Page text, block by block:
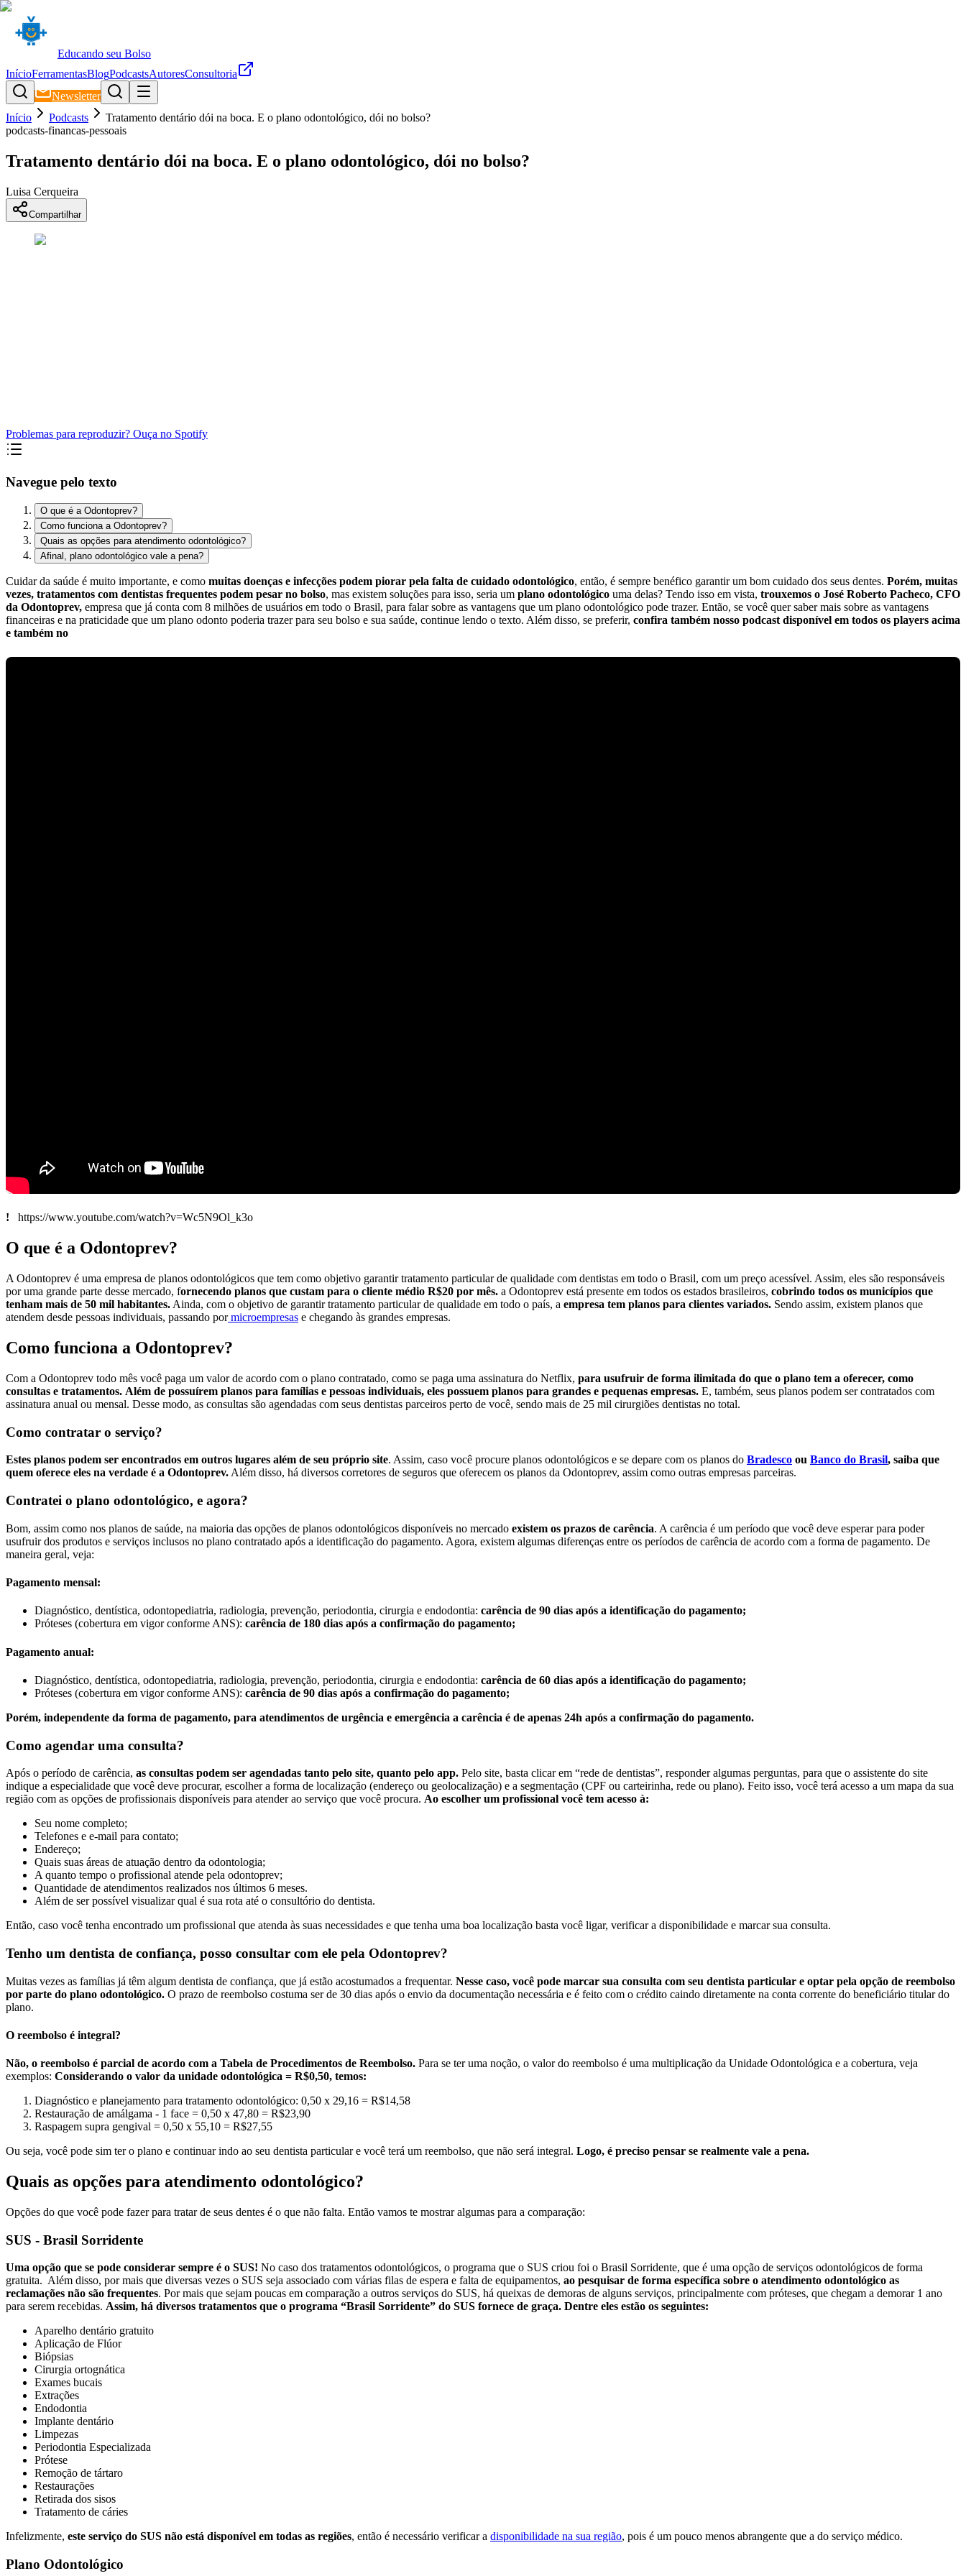
Educando seu Bolso
InícioFerramentasBlogPodcastsAutoresConsultoria
Newsletter
Início
Podcasts
Tratamento dentário dói na boca. E o plano odontológico, dói no bolso?
podcasts-financas-pessoais
Tratamento dentário dói na boca. E o plano odontológico, dói no bolso?
Luisa Cerqueira
Compartilhar
Problemas para reproduzir? Ouça no Spotify
Navegue pelo texto
O que é a Odontoprev?
Como funciona a Odontoprev?
Quais as opções para atendimento odontológico?
Afinal, plano odontológico vale a pena?
Cuidar da saúde é muito importante, e como muitas doenças e infecções podem piorar pela falta de cuidado odontológico, então, é sempre benéfico garantir um bom cuidado dos seus dentes. Porém, muitas
vezes, tratamentos com dentistas frequentes podem pesar no bolso, mas existem soluções para isso, seria um plano odontológico uma delas? Tendo isso em vista, trouxemos o José Roberto Pacheco, CFO
da Odontoprev, empresa que já conta com 8 milhões de usuários em todo o Brasil, para falar sobre as vantagens que um plano odontológico pode trazer. Então, se você quer saber mais sobre as vantagens
financeiras e na praticidade que um plano odonto poderia trazer para seu bolso e sua saúde, continue lendo o texto. Além disso, se preferir, confira também nosso podcast disponível em todos os players acima
e também no
! https://www.youtube.com/watch?v=Wc5N9Ol_k3o
O que é a Odontoprev?
A Odontoprev é uma empresa de planos odontológicos que tem como objetivo garantir tratamento particular de qualidade com dentistas em todo o Brasil, com um preço acessível. Assim, eles são responsáveis
por uma grande parte desse mercado, fornecendo planos que custam para o cliente médio R$20 por mês. a Odontoprev está presente em todos os estados brasileiros, cobrindo todos os municípios que
tenham mais de 50 mil habitantes. Ainda, com o objetivo de garantir tratamento particular de qualidade em todo o país, a empresa tem planos para clientes variados. Sendo assim, existem planos que
atendem desde pessoas individuais, passando por microempresas e chegando às grandes empresas.
Como funciona a Odontoprev?
Com a Odontoprev todo mês você paga um valor de acordo com o plano contratado, como se paga uma assinatura do Netflix, para usufruir de forma ilimitada do que o plano tem a oferecer, como
consultas e tratamentos. Além de possuírem planos para famílias e pessoas individuais, eles possuem planos para grandes e pequenas empresas. E, também, seus planos podem ser contratados com
assinatura anual ou mensal. Desse modo, as consultas são agendadas com seus dentistas parceiros perto de você, sendo mais de 25 mil cirurgiões dentistas no total.
Como contratar o serviço?
Estes planos podem ser encontrados em outros lugares além de seu próprio site. Assim, caso você procure planos odontológicos e se depare com os planos do Bradesco ou Banco do Brasil, saiba que
quem oferece eles na verdade é a Odontoprev. Além disso, há diversos corretores de seguros que oferecem os planos da Odontoprev, assim como outras empresas parceiras.
Contratei o plano odontológico, e agora?
Bom, assim como nos planos de saúde, na maioria das opções de planos odontológicos disponíveis no mercado existem os prazos de carência. A carência é um período que você deve esperar para poder
usufruir dos produtos e serviços inclusos no plano contratado após a identificação do pagamento. Agora, existem algumas diferenças entre os períodos de carência de acordo com a forma de pagamento. De
maneira geral, veja:
Pagamento mensal:
Diagnóstico, dentística, odontopediatria, radiologia, prevenção, periodontia, cirurgia e endodontia: carência de 90 dias após a identificação do pagamento;
Próteses (cobertura em vigor conforme ANS): carência de 180 dias após a confirmação do pagamento;
Pagamento anual:
Diagnóstico, dentística, odontopediatria, radiologia, prevenção, periodontia, cirurgia e endodontia: carência de 60 dias após a identificação do pagamento;
Próteses (cobertura em vigor conforme ANS): carência de 90 dias após a confirmação do pagamento;
Porém, independente da forma de pagamento, para atendimentos de urgência e emergência a carência é de apenas 24h após a confirmação do pagamento.
Como agendar uma consulta?
Após o período de carência, as consultas podem ser agendadas tanto pelo site, quanto pelo app. Pelo site, basta clicar em “rede de dentistas”, responder algumas perguntas, para que o assistente do site
indique a especialidade que você deve procurar, escolher a forma de localização (endereço ou geolocalização) e a segmentação (CPF ou carteirinha, rede ou plano). Feito isso, você terá acesso a um mapa da sua
região com as opções de profissionais disponíveis para atender ao serviço que você procura. Ao escolher um profissional você tem acesso à:
Seu nome completo;
Telefones e e-mail para contato;
Endereço;
Quais suas áreas de atuação dentro da odontologia;
A quanto tempo o profissional atende pela odontoprev;
Quantidade de atendimentos realizados nos últimos 6 meses.
Além de ser possível visualizar qual é sua rota até o consultório do dentista.
Então, caso você tenha encontrado um profissional que atenda às suas necessidades e que tenha uma boa localização basta você ligar, verificar a disponibilidade e marcar sua consulta.
Tenho um dentista de confiança, posso consultar com ele pela Odontoprev?
Muitas vezes as famílias já têm algum dentista de confiança, que já estão acostumados a frequentar. Nesse caso, você pode marcar sua consulta com seu dentista particular e optar pela opção de reembolso
por parte do plano odontológico. O prazo de reembolso costuma ser de 30 dias após o envio da documentação necessária e é feito com o crédito caindo diretamente na conta corrente do beneficiário titular do
plano.
O reembolso é integral?
Não, o reembolso é parcial de acordo com a Tabela de Procedimentos de Reembolso. Para se ter uma noção, o valor do reembolso é uma multiplicação da Unidade Odontológica e a cobertura, veja
exemplos: Considerando o valor da unidade odontológica = R$0,50, temos:
Diagnóstico e planejamento para tratamento odontológico: 0,50 x 29,16 = R$14,58
Restauração de amálgama - 1 face = 0,50 x 47,80 = R$23,90
Raspagem supra gengival = 0,50 x 55,10 = R$27,55
Ou seja, você pode sim ter o plano e continuar indo ao seu dentista particular e você terá um reembolso, que não será integral. Logo, é preciso pensar se realmente vale a pena.
Quais as opções para atendimento odontológico?
Opções do que você pode fazer para tratar de seus dentes é o que não falta. Então vamos te mostrar algumas para a comparação:
SUS - Brasil Sorridente
Uma opção que se pode considerar sempre é o SUS! No caso dos tratamentos odontológicos, o programa que o SUS criou foi o Brasil Sorridente, que é uma opção de serviços odontológicos de forma
gratuita. Além disso, por mais que diversas vezes o SUS seja associado com várias filas de espera e falta de equipamentos, ao pesquisar de forma específica sobre o atendimento odontológico as
reclamações não são frequentes. Por mais que sejam poucas em comparação a outros serviços do SUS, há queixas de demoras de alguns serviços, principalmente com próteses, que chegam a demorar 1 ano
para serem recebidas. Assim, há diversos tratamentos que o programa “Brasil Sorridente” do SUS fornece de graça. Dentre eles estão os seguintes:
Aparelho dentário gratuito
Aplicação de Flúor
Biópsias
Cirurgia ortognática
Exames bucais
Extrações
Endodontia
Implante dentário
Limpezas
Periodontia Especializada
Prótese
Remoção de tártaro
Restaurações
Retirada dos sisos
Tratamento de cáries
Infelizmente, este serviço do SUS não está disponível em todas as regiões, então é necessário verificar a disponibilidade na sua região, pois é um pouco menos abrangente que a do serviço médico.
Plano Odontológico